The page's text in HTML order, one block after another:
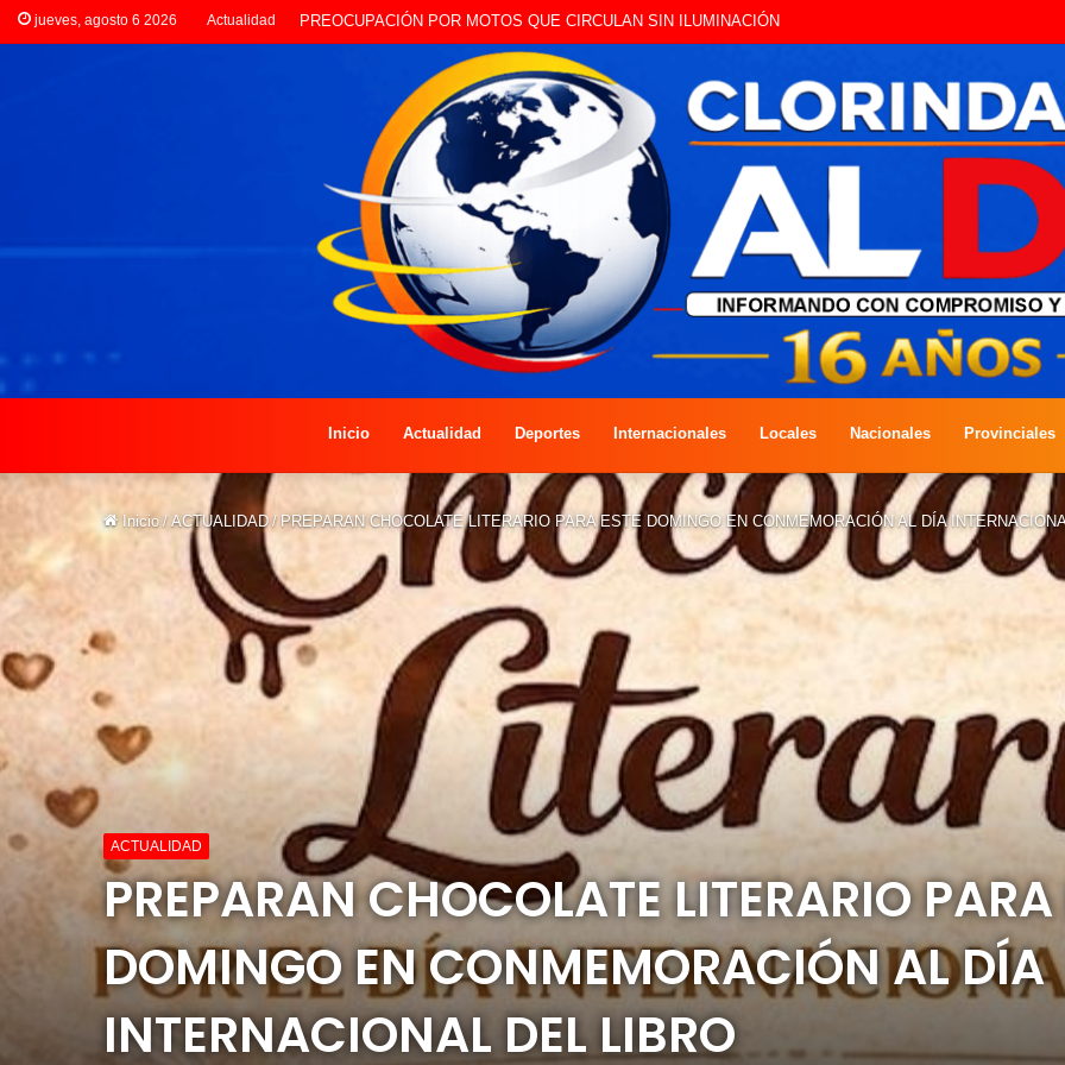
jueves, agosto 6 2026 Actualidad NIÑOS DISFRUTAN DE OBSERVACIÓN DE AVES Y CONTACTO CON LA NATURALEZA
Inicio Actualidad Deportes Internacionales Locales Nacionales Provinciales
Inicio / ACTUALIDAD / PREPARAN CHOCOLATE LITERARIO PARA ESTE DOMINGO EN CONMEMORACIÓN AL DÍA
ACTUALIDAD
PREPARAN CHOCOLATE LITERARIO PARA
DOMINGO EN CONMEMORACIÓN AL DÍA
INTERNACIONAL DEL LIBRO